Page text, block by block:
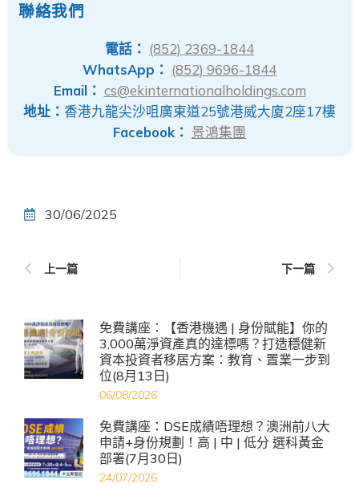
聯絡我們
電話： (852) 2369-1844
WhatsApp： (852) 9696-1844
Email： cs@ekinternationalholdings.com
地址： 香港九龍尖沙咀廣東道25號港威大廈2座17樓
Facebook： 景鴻集團
30/06/2025
上一篇 下一篇
免費講座：【香港機遇 | 身份賦能】你的
3,000萬淨資產真的達標嗎？打造穩健新
資本投資者移居方案：教育、置業一步到
位(8月13日)
06/08/2026
免費講座：DSE成績唔理想？澳洲前八大
申請+身份規劃！高 | 中 | 低分 選科黃金
部署(7月30日)
24/07/2026